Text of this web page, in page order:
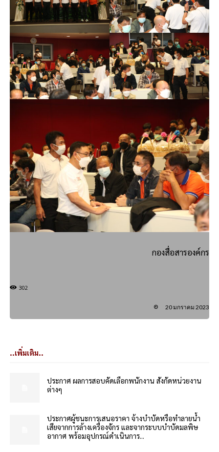
กองสื่อสารองค์กร
302
20 มกราคม 2023
..เพิ่มเติม..
ประกาศ ผลการสอบคัดเลือกพนักงาน สังกัดหน่วยงาน
ต่างๆ
ประกาศผู้ชนะการเสนอราคา จ้างบำบัดหรือทำลายน้ำ
เสียจากการล้างเครื่องจักร และจากระบบบำบัดมลพิษ
อากาศ พร้อมอุปกรณ์ดำเนินการ...